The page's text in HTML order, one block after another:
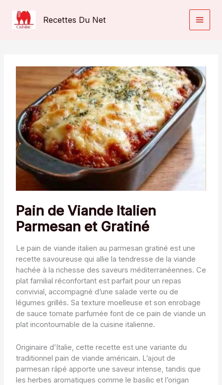
contenu
Recettes Du Net
Pain de Viande Italien
Parmesan et Gratiné
Le pain de viande italien au parmesan gratiné est une
recette savoureuse qui allie la tendresse de la viande
hachée à la richesse des saveurs méditerranéennes. Ce
plat familial réconfortant est parfait pour un repas
convivial, accompagné d’une salade verte ou de
légumes grillés. Sa texture moelleuse et son enrobage
de sauce tomate parfumée font de ce pain de viande un
plat incontournable de la cuisine italienne.
Originaire d’Italie, cette recette est une variante du
traditionnel pain de viande américain. L’ajout de
parmesan râpé apporte une saveur intense, tandis que
les herbes aromatiques comme le basilic et l’origan